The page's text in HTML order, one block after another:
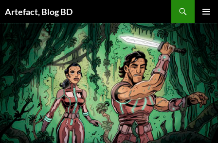
au
contenu
Artefact, Blog BD
MENU